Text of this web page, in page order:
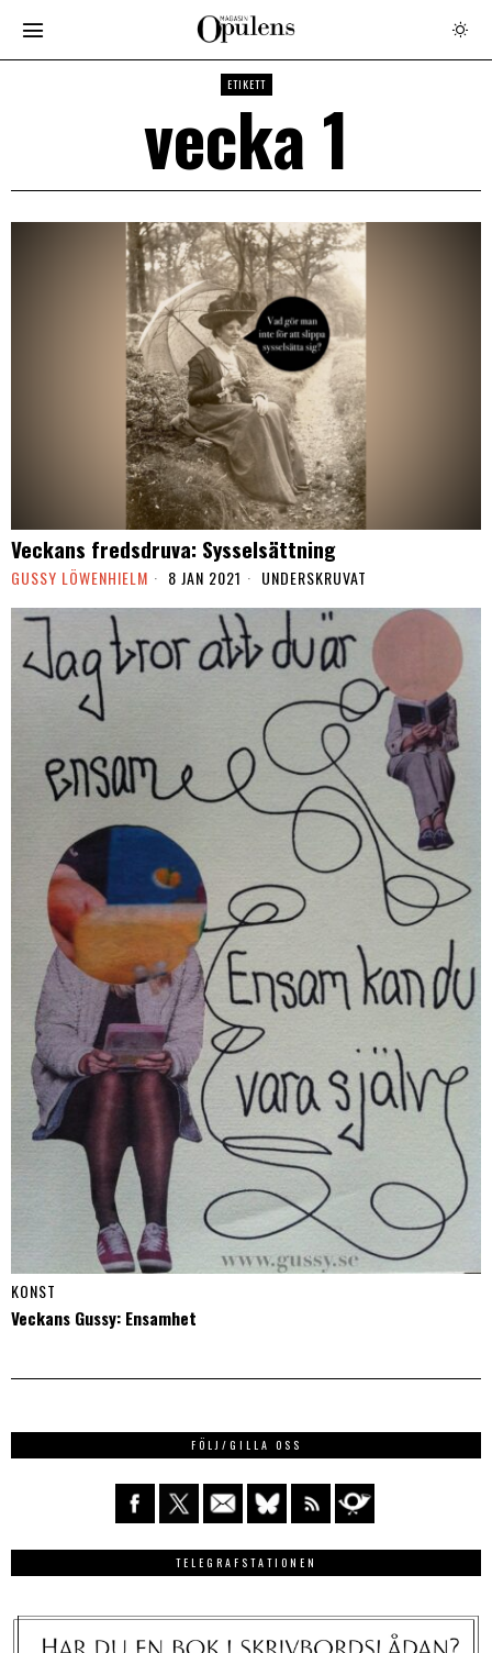
ETIKETT
vecka 1
Veckans fredsdruva: Sysselsättning
GUSSY LÖWENHIELM 8 JAN 2021 UNDERSKRUVAT
KONST
Veckans Gussy: Ensamhet
FÖLJ/GILLA OSS
TELEGRAFSTATIONEN